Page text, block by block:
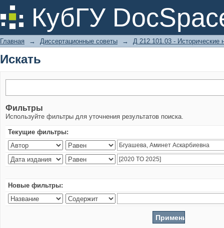
КубГУ
Искать
Главная → Диссертационные советы → Д 212.101.03 - Исторические
Искать
Фильтры
Используйте фильтры для уточнения результатов поиска.
Текущие фильтры:
Новые фильтры: